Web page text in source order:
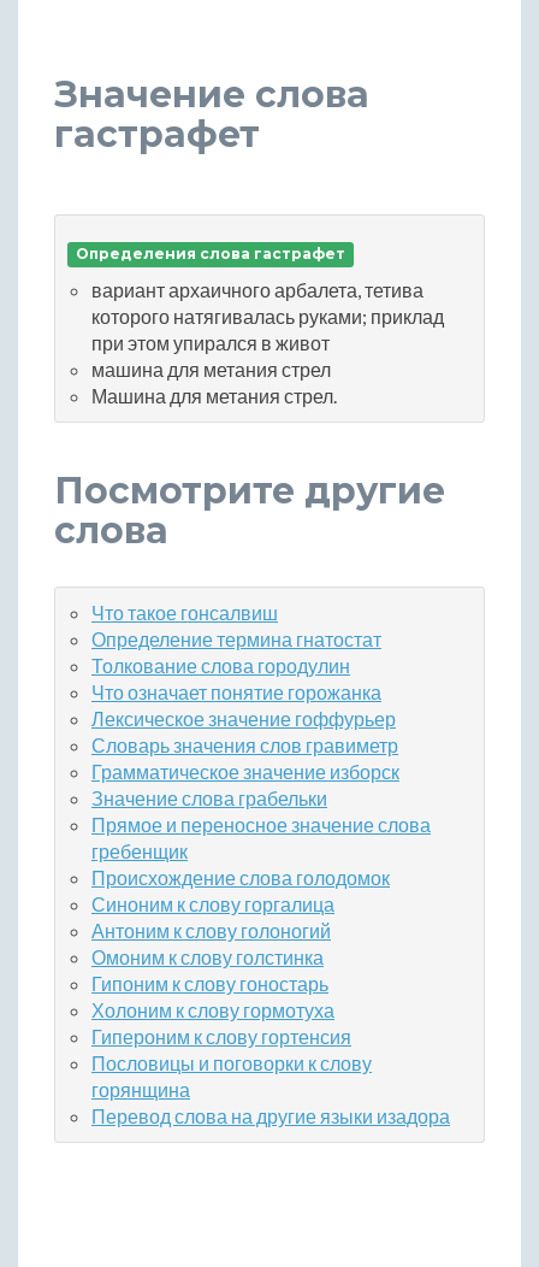
Значение слова
гастрафет
Определения слова гастрафет
вариант архаичного арбалета, тетива
которого натягивалась руками; приклад
при этом упирался в живот
машина для метания стрел
Машина для метания стрел.
Посмотрите другие
слова
Что такое гонсалвиш
Определение термина гнатостат
Толкование слова городулин
Что означает понятие горожанка
Лексическое значение гоффурьер
Словарь значения слов гравиметр
Грамматическое значение изборск
Значение слова грабельки
Прямое и переносное значение слова
гребенщик
Происхождение слова голодомок
Синоним к слову горгалица
Антоним к слову голоногий
Омоним к слову голстинка
Гипоним к слову гоностарь
Холоним к слову гормотуха
Гипероним к слову гортенсия
Пословицы и поговорки к слову
горянщина
Перевод слова на другие языки изадора